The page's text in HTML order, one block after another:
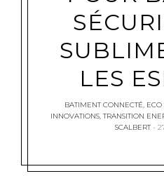
LES
BATIMENT CONNECTÉ, ECO
INNOVATIONS,TRANSITION
SCALBERT